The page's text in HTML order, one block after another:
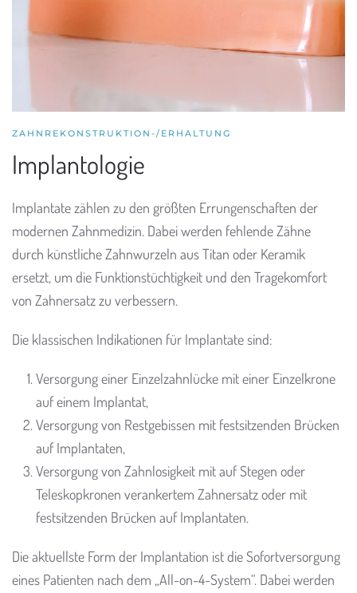
ZAHNREKONSTRUKTION-/ERHALTUNG
Implantologie
Implantate zählen zu den größten Errungenschaften der
modernen Zahnmedizin. Dabei werden fehlende Zähne
durch künstliche Zahnwurzeln aus Titan oder Keramik
ersetzt, um die Funktionstüchtigkeit und den Tragekomfort
von Zahnersatz zu verbessern.
Die klassischen Indikationen für Implantate sind:
Versorgung einer Einzelzahnlücke mit einer Einzelkrone
auf einem Implantat,
Versorgung von Restgebissen mit festsitzenden Brücken
auf Implantaten,
Versorgung von Zahnlosigkeit mit auf Stegen oder
Teleskopkronen verankertem Zahnersatz oder mit
festsitzenden Brücken auf Implantaten.
Die aktuellste Form der Implantation ist die Sofortversorgung
eines Patienten nach dem „All-on-4-System“. Dabei werden